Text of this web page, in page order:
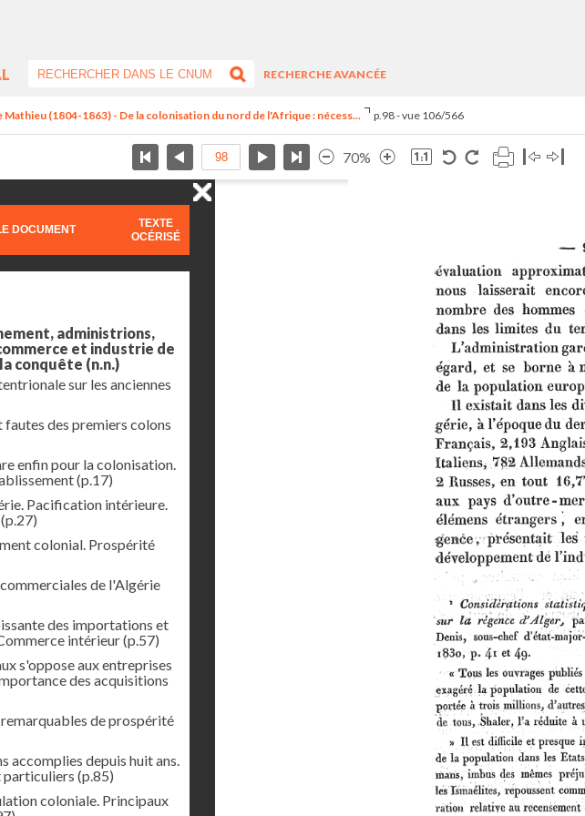
RECHERCHE AVANCÉE
(1804-1863) - De la colonisation du nord de l'Afrique : nécess... p.98 - vue 106/566
70%
DOCUMENT
TEXTE
OCÉRISÉ
administrions,
et industrie de
conquête (n.n.)
sur les anciennes
des premiers colons
enfin pour la colonisation.
(p.17)
Pacification intérieure.
(p.27)
colonial. Prospérité
de l'Algérie
des importations et
intérieur(p.57)
s'oppose aux entreprises
des acquisitions
de prospérité
accomplies depuis huit ans.
particuliers (p.85)
coloniale. Principaux